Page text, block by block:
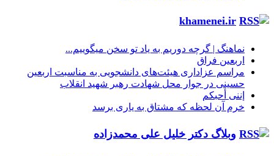
khamenei.ir
نماهنگ |‌ گرچه دوریم به یاد تو سخن میگوییم...
اربعین فراق
مراسم عزاداری هیئت‌های دانشجویی به مناسبت اربعین
حسینی در جوار محل شهادت رهبر شهید انقلاب
إننی أحبکم
خرم آن لحظه که مشتاق به یاری برسد
وبلاگ دکتر خلیل علی محمدزاده